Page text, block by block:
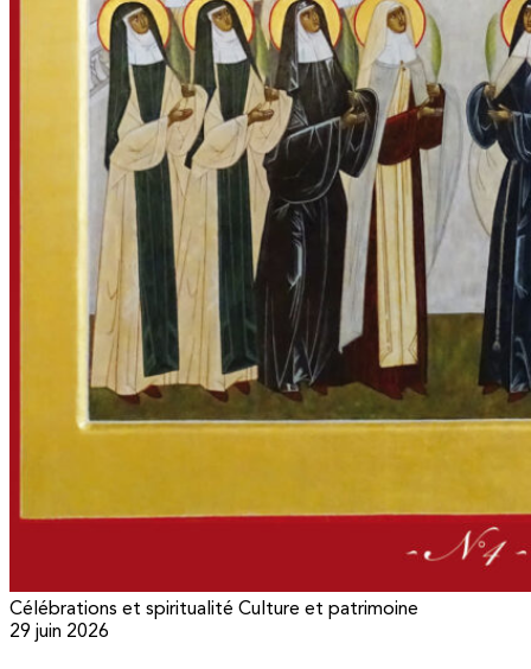
Célébrations et spiritualité Culture et patrimoine
29 juin 2026